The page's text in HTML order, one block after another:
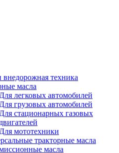
внедорожная техника
масла
Для легковых автомобилей
Для грузовых автомобилей
Для стационарных газовых
двигателей
Для мототехники
тракторные масла
масла